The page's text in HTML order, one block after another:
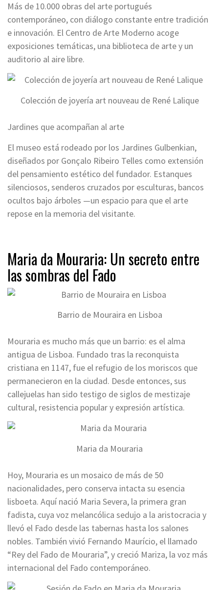
Más de 10.000 obras del arte portugués
contemporáneo, con diálogo constante entre tradición
e innovación. El Centro de Arte Moderno acoge
exposiciones temáticas, una biblioteca de arte y un
auditorio al aire libre.
Colección de joyería art nouveau de René Lalique
Jardines que acompañan al arte
El museo está rodeado por los Jardines Gulbenkian,
diseñados por Gonçalo Ribeiro Telles como extensión
del pensamiento estético del fundador. Estanques
silenciosos, senderos cruzados por esculturas, bancos
ocultos bajo árboles —un espacio para que el arte
repose en la memoria del visitante.
Maria da Mouraria: Un secreto entre
las sombras del Fado
Barrio de Mouraira en Lisboa
Mouraria es mucho más que un barrio: es el alma
antigua de Lisboa. Fundado tras la reconquista
cristiana en 1147, fue el refugio de los moriscos que
permanecieron en la ciudad. Desde entonces, sus
callejuelas han sido testigo de siglos de mestizaje
cultural, resistencia popular y expresión artística.
Maria da Mouraria
Hoy, Mouraria es un mosaico de más de 50
nacionalidades, pero conserva intacta su esencia
lisboeta. Aquí nació Maria Severa, la primera gran
fadista, cuya voz melancólica sedujo a la aristocracia y
llevó el Fado desde las tabernas hasta los salones
nobles. También vivió Fernando Maurício, el llamado
“Rey del Fado de Mouraria”, y creció Mariza, la voz más
internacional del Fado contemporáneo.